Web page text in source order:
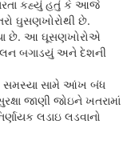
કહ્યું હતું કે આજે
ઘુસણખોરોથી છે.
છે. આ ઘૂસણખોરોએ
બગાડયું અને દેશની
સમસ્યા સામે આંખ બંધ
જાણી જોઇને ખતરામાં
લડાઇ લડવાનો